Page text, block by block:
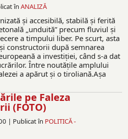
în ANALIZĂ
şi accesibilă, stabilă şi ferită
„unduită” precum fluviul şi
a timpului liber. Pe scurt, asta
constructorii după semnarea
a investiţiei, când s-a dat
Între noutăţile amplului
a apărut şi o tiroliană.Aşa
pe Faleza
(FOTO)
| Publicat în POLITICĂ -